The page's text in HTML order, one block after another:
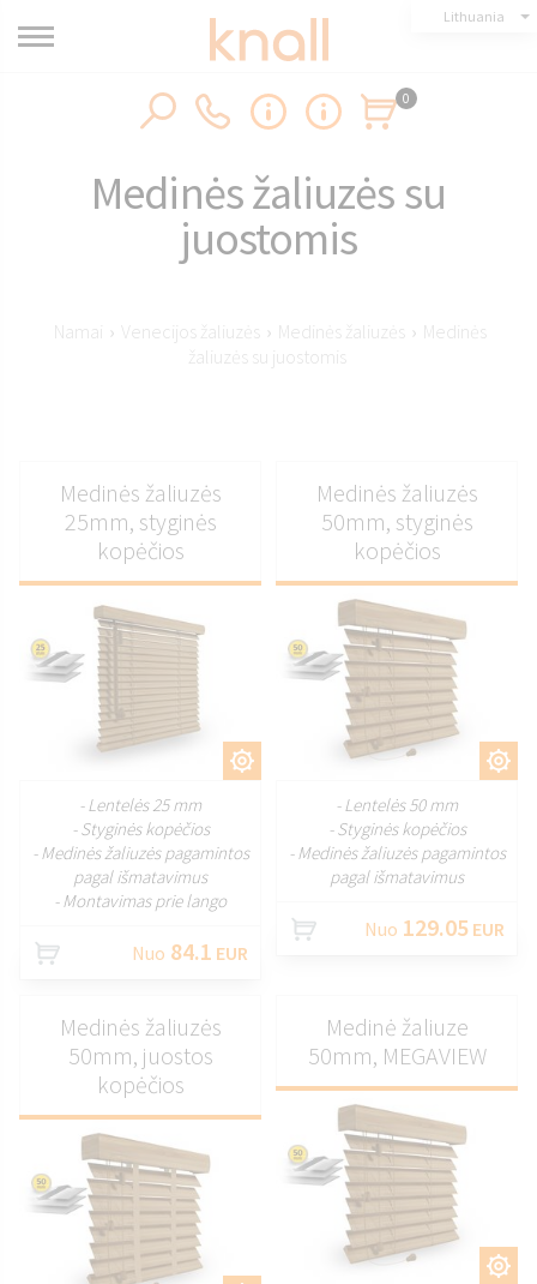
Lithuania
0
Medinės žaliuzės su
juostomis
Namai › Venecijos žaliuzės › Medinės žaliuzės › Medinės
žaliuzės su juostomis
Medinės žaliuzės
25mm, styginės
kopėčios
- Lentelės 25 mm
- Styginės kopėčios
- Medinės žaliuzės pagamintos
pagal išmatavimus
- Montavimas prie lango
Nuo 84.1 EUR
PRITAIKYTI
Medinės žaliuzės
50mm, styginės
kopėčios
- Lentelės 50 mm
- Styginės kopėčios
- Medinės žaliuzės pagamintos
pagal išmatavimus
Nuo 129.05 EUR
Medinės žaliuzės
50mm, juostos
kopėčios
PRITAIKYTI
Medinė žaliuze
50mm, MEGAVIEW